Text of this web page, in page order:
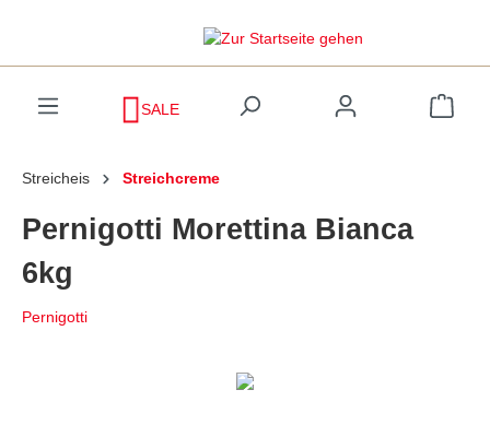
SALE
Streicheis Streichcreme
Pernigotti Morettina Bianca
6kg
Pernigotti